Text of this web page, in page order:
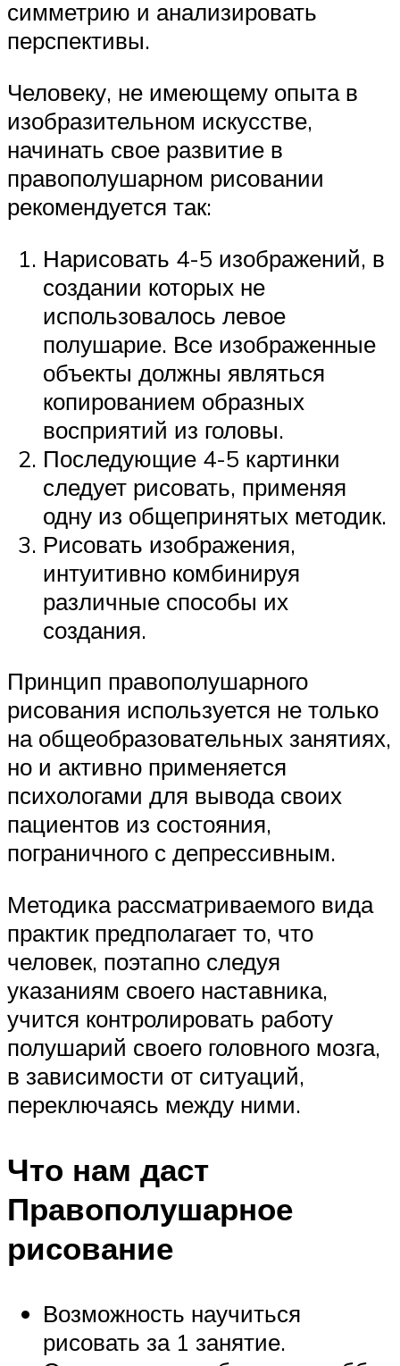
симметрию и анализировать
перспективы.
Человеку, не имеющему опыта в
изобразительном искусстве,
начинать свое развитие в
правополушарном рисовании
рекомендуется так:
Нарисовать 4-5 изображений, в
создании которых не
использовалось левое
полушарие. Все изображенные
объекты должны являться
копированием образных
восприятий из головы.
Последующие 4-5 картинки
следует рисовать, применяя
одну из общепринятых методик.
Рисовать изображения,
интуитивно комбинируя
различные способы их
создания.
Принцип правополушарного
рисования используется не только
на общеобразовательных занятиях,
но и активно применяется
психологами для вывода своих
пациентов из состояния,
пограничного с депрессивным.
Методика рассматриваемого вида
практик предполагает то, что
человек, поэтапно следуя
указаниям своего наставника,
учится контролировать работу
полушарий своего головного мозга,
в зависимости от ситуаций,
переключаясь между ними.
Что нам даст
Правополушарное
рисование
Возможность научиться
рисовать за 1 занятие.